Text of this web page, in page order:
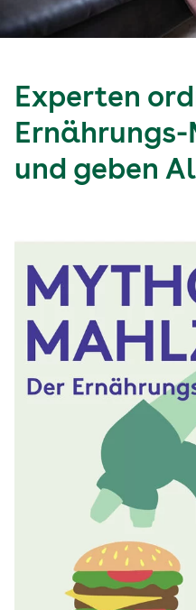
Experten
und geben